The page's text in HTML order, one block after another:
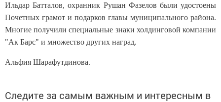
Ильдар Батталов, охранник Рушан Фазелов были удостоены
Почетных грамот и подарков главы муниципального района.
Многие получили специальные знаки холдинговой компании
"Ак Барс" и множество других наград.
Альфия Шарафутдинова.
Следите за самым важным и интересным в